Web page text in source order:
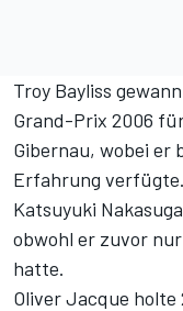
Troy Bayliss
Grand-Prix 2006
Gibernau, wobei er
Erfahrung
Katsuyuki
obwohl er zuvor
hatte.
Oliver Jacque holte